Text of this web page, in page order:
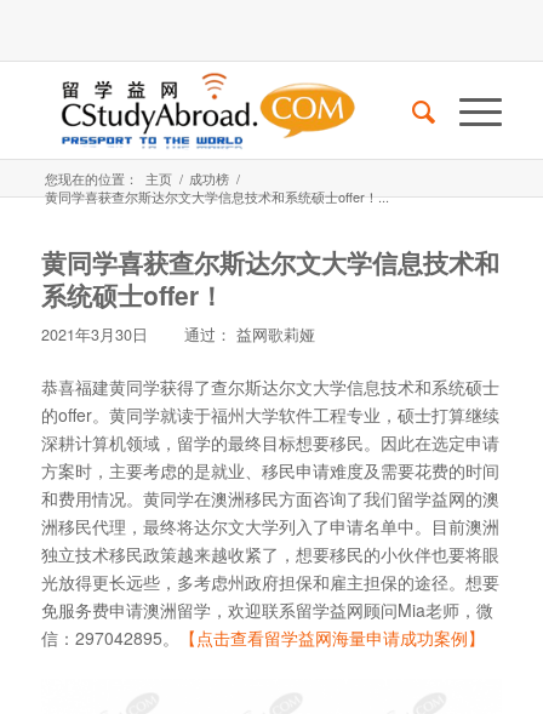
您现在的位置： 主页 / 成功榜 /
黄同学喜获查尔斯达尔文大学信息技术和系统硕士offer！...
黄同学喜获查尔斯达尔文大学信息技术和
系统硕士offer！
2021年3月30日 通过： 益网歌莉娅
恭喜福建黄同学获得了查尔斯达尔文大学信息技术和系统硕士
的offer。黄同学就读于福州大学软件工程专业，硕士打算继续
深耕计算机领域，留学的最终目标想要移民。因此在选定申请
方案时，主要考虑的是就业、移民申请难度及需要花费的时间
和费用情况。黄同学在澳洲移民方面咨询了我们留学益网的澳
洲移民代理，最终将达尔文大学列入了申请名单中。目前澳洲
独立技术移民政策越来越收紧了，想要移民的小伙伴也要将眼
光放得更长远些，多考虑州政府担保和雇主担保的途径。想要
免服务费申请澳洲留学，欢迎联系留学益网顾问Mia老师，微
信：297042895。
【点击查看留学益网海量申请成功案例】